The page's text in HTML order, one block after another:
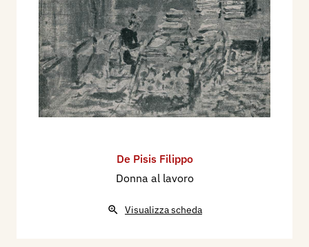
De Pisis Filippo
Donna al lavoro
Visualizza scheda